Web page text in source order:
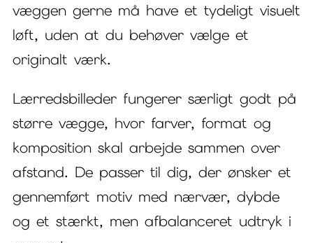
væggen gerne må have et tydeligt visuelt
løft, uden at du behøver vælge et
originalt værk.
Lærredsbilleder fungerer særligt godt på
større vægge, hvor farver, format og
komposition skal arbejde sammen over
afstand. De passer til dig, der ønsker et
gennemført motiv med nærvær, dybde
og et stærkt, men afbalanceret udtryk i